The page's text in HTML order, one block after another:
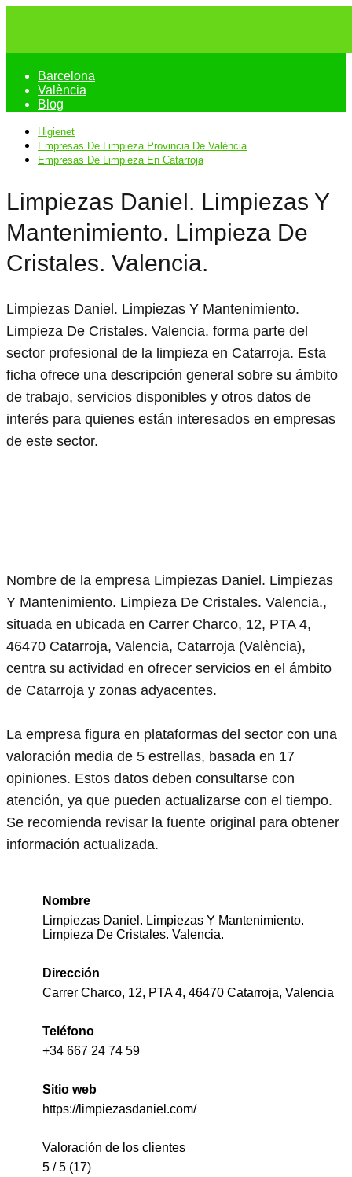
Barcelona
València
Blog
Higienet
Empresas De Limpieza Provincia De València
Empresas De Limpieza En Catarroja
Limpiezas Daniel. Limpiezas Y
Mantenimiento. Limpieza De
Cristales. Valencia.
Limpiezas Daniel. Limpiezas Y Mantenimiento.
Limpieza De Cristales. Valencia. forma parte del
sector profesional de la limpieza en Catarroja. Esta
ficha ofrece una descripción general sobre su ámbito
de trabajo, servicios disponibles y otros datos de
interés para quienes están interesados en empresas
de este sector.
Nombre de la empresa Limpiezas Daniel. Limpiezas
Y Mantenimiento. Limpieza De Cristales. Valencia.,
situada en ubicada en Carrer Charco, 12, PTA 4,
46470 Catarroja, Valencia, Catarroja (València),
centra su actividad en ofrecer servicios en el ámbito
de Catarroja y zonas adyacentes.
La empresa figura en plataformas del sector con una
valoración media de 5 estrellas, basada en 17
opiniones. Estos datos deben consultarse con
atención, ya que pueden actualizarse con el tiempo.
Se recomienda revisar la fuente original para obtener
información actualizada.
Nombre
Limpiezas Daniel. Limpiezas Y Mantenimiento.
Limpieza De Cristales. Valencia.
Dirección
Carrer Charco, 12, PTA 4, 46470 Catarroja, Valencia
Teléfono
+34 667 24 74 59
Sitio web
https://limpiezasdaniel.com/
Valoración de los clientes
5 / 5 (17)